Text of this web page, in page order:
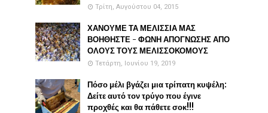
Τρίτη, Αυγούστου 04, 2015
ΧΑΝΟΥΜΕ ΤΑ ΜΕΛΙΣΣΙΑ ΜΑΣ
ΒΟΗΘΗΣΤΕ - ΦΩΝΗ ΑΠΟΓΝΩΣΗΣ ΑΠΟ
ΟΛΟΥΣ ΤΟΥΣ ΜΕΛΙΣΣΟΚΟΜΟΥΣ
Τετάρτη, Ιουνίου 19, 2019
Πόσο μέλι βγάζει μια τρίπατη κυψέλη:
Δείτε αυτό τον τρύγο που έγινε
προχθές και θα πάθετε σοκ!!!